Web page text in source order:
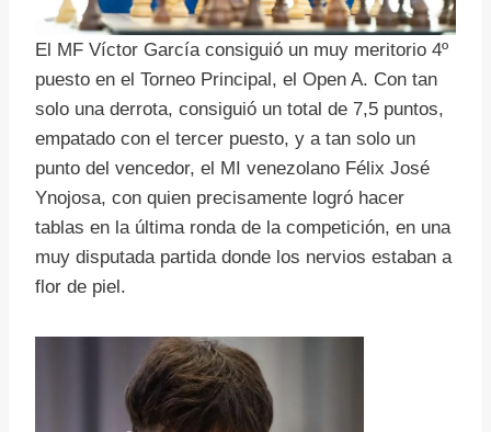
El MF Víctor García consiguió un muy meritorio 4º
puesto en el Torneo Principal, el Open A. Con tan
solo una derrota, consiguió un total de 7,5 puntos,
empatado con el tercer puesto, y a tan solo un
punto del vencedor, el MI venezolano Félix José
Ynojosa, con quien precisamente logró hacer
tablas en la última ronda de la competición, en una
muy disputada partida donde los nervios estaban a
flor de piel.